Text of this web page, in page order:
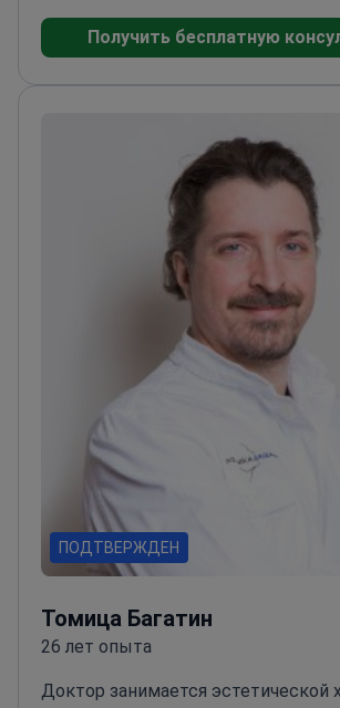
прошел интернатуру в Центре
здравоохранения "Трешневка"
хирургии в Университетском
Поликлинике Багатин.<\/p>
Хорватского хирургического
пластической, реконструктивной и
эстетической хирургии, доктор
международных конференциях,
курсе последних хирургических
Получить бесплатную
ПОДТВЕРЖДЕН
Томица Багатин
26 лет опыта
Доктор занимается эстетической